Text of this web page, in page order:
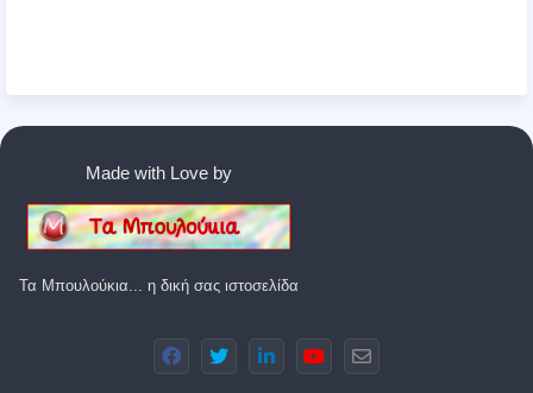
Made with Love by
Τα Μπουλούκια... η δική σας ιστοσελίδα